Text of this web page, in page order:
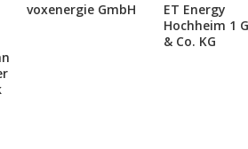
voxenergie GmbH
ET Energy
Hochheim 1
& Co. KG